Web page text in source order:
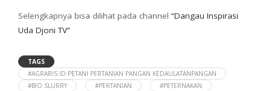
Selengkapnya bisa dilihat pada channel “Dangau Inspirasi
Uda Djoni TV”
TAGS
#AGRARIS.ID PETANI PERTANIAN PANGAN KEDAULATANPANGAN
#BIO SLURRY
#PERTANIAN
#PETERNAKAN